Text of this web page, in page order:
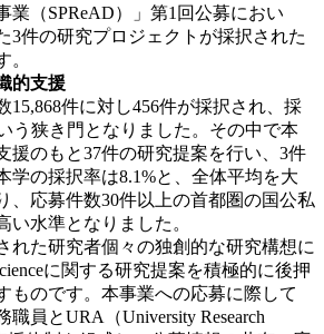
業（SPReAD）」第1回公募におい
3件の研究プロジェクトが採択された
。
的支援
15,868件に対し456件が採択され、採
う狭き門となりました。その中で本
援のもと37件の研究提案を行い、3件
学の採択率は8.1%と、全体平均を大
、応募件数30件以上の首都圏の国公私
い水準となりました。
れた研究者個々の独創的な研究構想に
に関する研究提案を積極的に後押
ものです。本事業への応募に際して
員とURA（University Research